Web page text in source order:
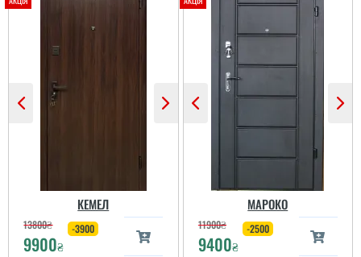
чекати не потрібно було
і встановили за декілька
непогані.
КЕМЕЛ
13800₴
9900₴
-3900
МАРОКО
11900₴
9400₴
-2500